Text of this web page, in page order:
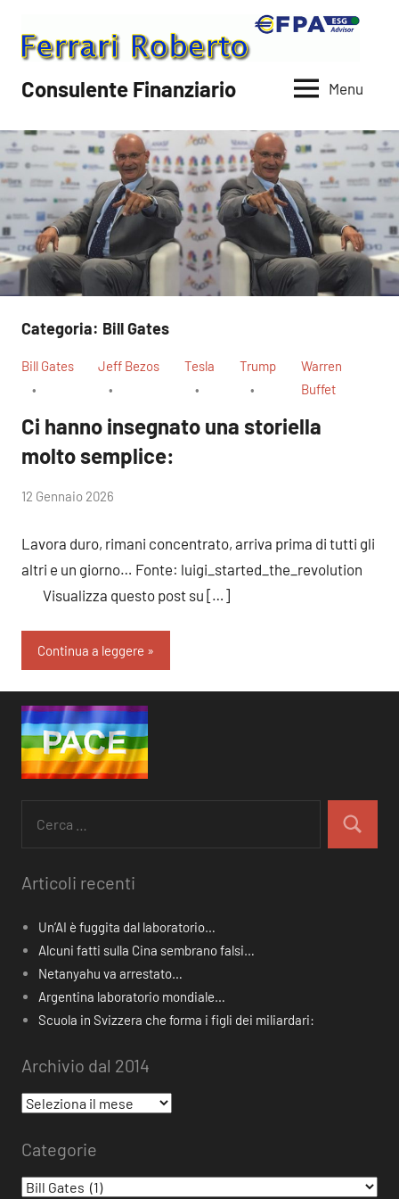
contenuto
Consulente Finanziario Menu
Categoria: Bill Gates
Bill Gates Jeff Bezos Tesla Trump
Warren
Buffet
Ci hanno insegnato una storiella
molto semplice:
di
12 Gennaio 2026
Lavora duro, rimani concentrato, arriva prima di tutti gli
altri e un giorno… Fonte: luigi_started_the_revolution
Visualizza questo post su […]
Continua a leggere
per:
Cerca
Articoli recenti
Un’AI è fuggita dal laboratorio…
Alcuni fatti sulla Cina sembrano falsi…
Netanyahu va arrestato…
Argentina laboratorio mondiale…
Scuola in Svizzera che forma i figli dei miliardari:
Archivio dal 2014
Archivio
2014
Categorie
Categorie